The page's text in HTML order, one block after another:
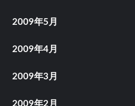
2009年5月
2009年4月
2009年3月
2009年2月